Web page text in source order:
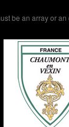
be an array or